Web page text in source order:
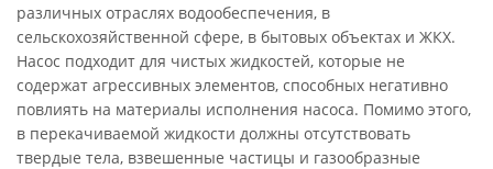
различных отраслях водообеспечения, в
сельскохозяйственной сфере, в бытовых объектах и ЖКХ.
Насос подходит для чистых жидкостей, которые не
содержат агрессивных элементов, способных негативно
повлиять на материалы исполнения насоса. Помимо этого,
в перекачиваемой жидкости должны отсутствовать
твердые тела, взвешенные частицы и газообразные